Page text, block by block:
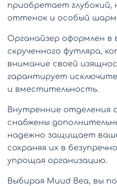
приобретает
оттенок и особый
Органайзер оформлен в
скрученного футляра,
внимание своей
гарантирует
и вместительность.
Внутренние отделения
снабжены
надежно защищает
сохраняя их в
упрощая организацию.
Выбирая Muud Bea, вы